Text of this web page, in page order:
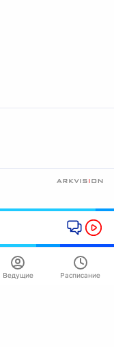
Ведущие Расписание